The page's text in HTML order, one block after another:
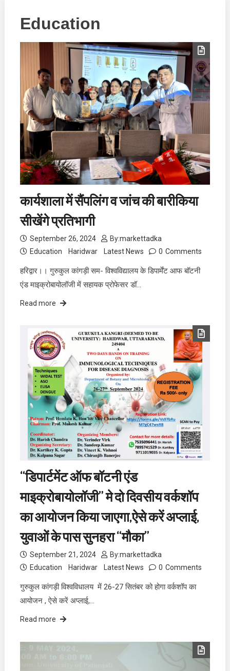
Education
कार्यशाला में सैंपलिंग व जांच की बारीकिया
सीखेंगे प्रतिभागी
September 26, 2024 By:markettadka
Education
Haridwar Latest News 0 Comments
हरिद्वार।। गुरुकुल कांगड़ी सम- विश्वविद्यालय के डिपार्मेंट आफ बॉटनी
एंड माइक्रोबायोलॉजी में सहायक प्रोफेसर डॉ…
Read more
“डिपार्टमेंट ऑफ बॉटनी एंड
माइक्रोबायोलॉजी” मे दो दिवसीय वर्कशॉप
का आयोजन किया जाएगा,ऐसे करें अप्लाई,
युवाओं के पास सुनहरा “मौका”
September 21, 2024 By:markettadka
Education
Haridwar Latest News 0 Comments
गुरुकुल कांगड़ी विश्वविधालय में 26-27 सितंबर को होगा वर्कशॉप का
आयोजन , ऐसे करें अप्लाई,…
Read more